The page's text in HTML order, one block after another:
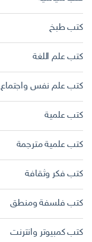
كتب طبخ
كتب علم اللغة
كتب علم نفس واجتماع
كتب علمية
كتب علمية مترجمة
كتب فكر وثقافة
كتب فلسفة ومنطق
كتب كمبيوتر وانترنت